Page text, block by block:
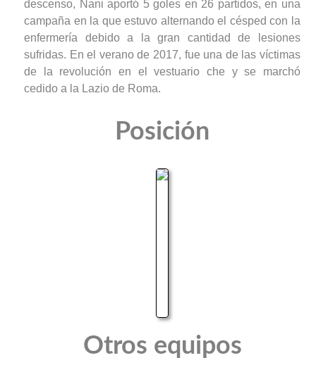
descenso, Nani aportó 5 goles en 26 partidos, en una
campaña en la que estuvo alternando el césped con la
enfermería debido a la gran cantidad de lesiones
sufridas. En el verano de 2017, fue una de las víctimas
de la revolución en el vestuario che y se marchó
cedido a la Lazio de Roma.
Posición
Otros equipos